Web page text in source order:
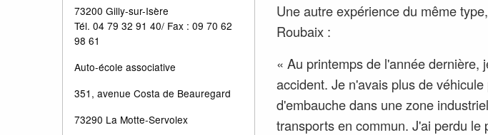
73200 Gilly-sur-Isère
Tél. 04 79 32 91 40/ Fax : 09 70 62
98 61
Auto-école associative
351, avenue Costa de Beauregard
73290 La Motte-Servolex
Une autre expérience du même
Roubaix :
« Au printemps de l'année dernière,
accident. Je n'avais plus de
d'embauche dans une zone
transports en commun. J'ai perdu